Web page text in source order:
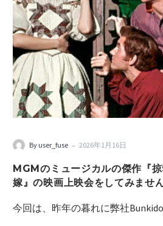
By user_fuse - 2026年1月16日
MGMのミュージカルの傑作『
嫁』の映画上映会をしてみません
今回は、昨年の暮れに弊社